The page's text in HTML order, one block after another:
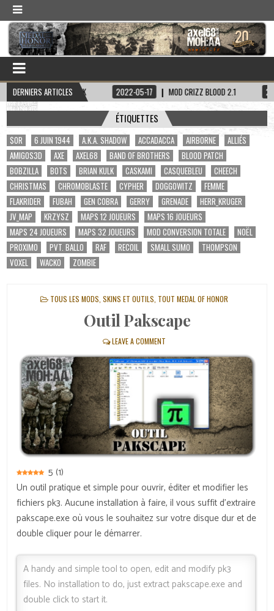
DERNIERS ARTICLES
HADDOCK 2022-05-17 MOD CRIZZ BLOOD 2.1 2022-05-01
ÉTIQUETTES
$OR 6 JUIN 1944 A.K.A. SHADOW ACCADACCA AIRBORNE
ALLIÉS
AMIGOS3D
AXE AXEL68 BAND OF BROTHERS
BLOOD PATCH
BOBZILLA
BOTS BRIAN KULK CASKAMI CASQUEBLEU
CHEECH
CHRISTMAS
CHROMOBLASTE CYPHER DOGGOWITZ
FEMME
FLAKRIDER
FUBAH GEN COBRA GERRY GRENADE
HERR_KRUGER
JV_MAP
KRZYSZ MAPS 12 JOUEURS
MAPS 16 JOUEURS
MAPS 24 JOUEURS
MAPS 32 JOUEURS MOD CONVERSION TOTALE
NOËL
PROXIMO
PVT. BALLO RAF RECOIL SMALL SUMO
THOMPSON
VOXEL
WACKO ZOMBIE
POSTED
TOUS LES MODS, SKINS ET OUTILS TOUT MEDAL OF HONOR
Outil Pakscape
LEAVE A COMMENT
5 (1)
Un outil pratique et simple pour ouvrir, éditer et modifier les
fichiers pk3. Aucune installation à faire, il vous suffit d’extraire
pakscape.exe où vous le souhaitez sur votre disque dur et de
double cliquer pour le démarrer.
A handy and simple tool to open, edit and modify pk3
files. No installation to do, just extract pakscape.exe and
double click to start it.